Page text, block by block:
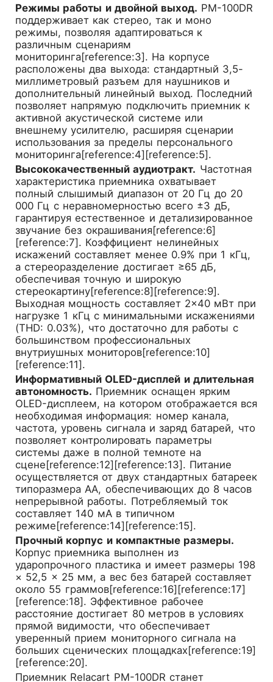
Режимы работы и двойной выход. PM-100DR
поддерживает как стерео, так и моно
режимы, позволяя адаптироваться к
различным сценариям
мониторинга[reference:3]. На корпусе
расположены два выхода: стандартный 3,5-
миллиметровый разъем для наушников и
дополнительный линейный выход. Последний
позволяет напрямую подключить приемник к
активной акустической системе или
внешнему усилителю, расширяя сценарии
использования за пределы персонального
мониторинга[reference:4][reference:5].
Высококачественный аудиотракт. Частотная
характеристика приемника охватывает
полный слышимый диапазон от 20 Гц до 20
000 Гц с неравномерностью всего ±3 дБ,
гарантируя естественное и детализированное
звучание без окрашивания[reference:6]
[reference:7]. Коэффициент нелинейных
искажений составляет менее 0.9% при 1 кГц,
а стереоразделение достигает ≥65 дБ,
обеспечивая точную и широкую
стереокартину[reference:8][reference:9].
Выходная мощность составляет 2×40 мВт при
нагрузке 1 кГц с минимальными искажениями
(THD: 0.03%), что достаточно для работы с
большинством профессиональных
внутриушных мониторов[reference:10]
[reference:11].
Информативный OLED-дисплей и длительная
автономность. Приемник оснащен ярким
OLED-дисплеем, на котором отображается вся
необходимая информация: номер канала,
частота, уровень сигнала и заряд батарей, что
позволяет контролировать параметры
системы даже в полной темноте на
сцене[reference:12][reference:13]. Питание
осуществляется от двух стандартных батареек
типоразмера AA, обеспечивающих до 8 часов
непрерывной работы. Потребляемый ток
составляет 140 мА в типичном
режиме[reference:14][reference:15].
Прочный корпус и компактные размеры.
Корпус приемника выполнен из
ударопрочного пластика и имеет размеры 198
× 52,5 × 25 мм, а вес без батарей составляет
около 55 граммов[reference:16][reference:17]
[reference:18]. Эффективное рабочее
расстояние достигает 80 метров в условиях
прямой видимости, что обеспечивает
уверенный прием мониторного сигнала на
больших сценических площадках[reference:19]
[reference:20].
Приемник Relacart PM-100DR станет